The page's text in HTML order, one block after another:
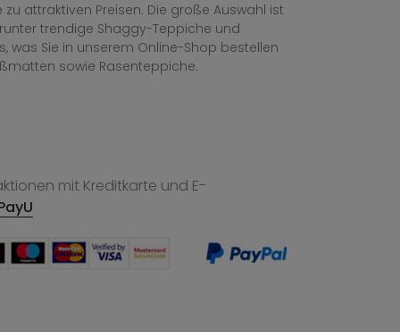
attraktiven Preisen. Die große Auswahl ist
trendige Shaggy-Teppiche und
was Sie in unserem Online-Shop bestellen
sowie Rasenteppiche.
mit Kreditkarte und E-